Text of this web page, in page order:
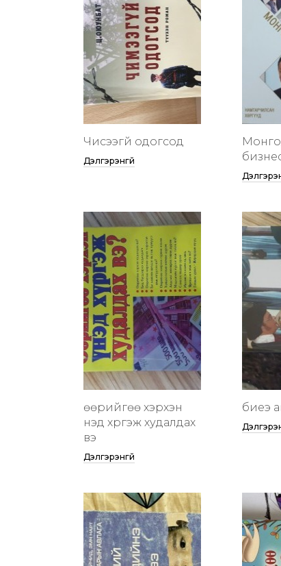
Чисээгүй одогсод
Дэлгэрэнгүй
өөрийгөө хэрхэн
үнэд хүргэж худалдах
вэ
Дэлгэрэнгүй
биеэ